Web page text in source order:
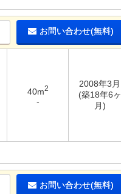
お問い合わせ(無料)
40m2
-
2008年3月
(築18年6ヶ
月)
お問い合わせ(無料)